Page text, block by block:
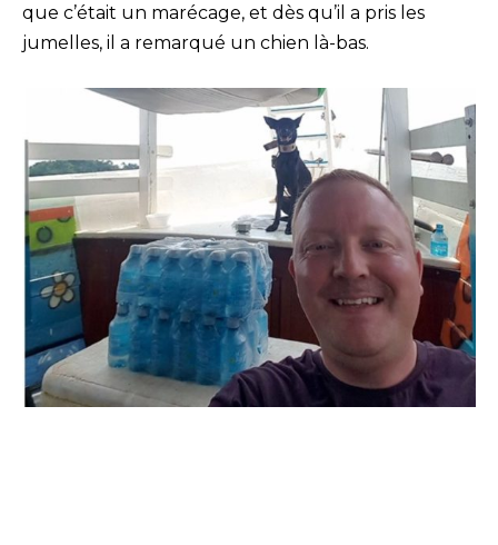
que c’était un marécage, et dès qu’il a pris les
jumelles, il a remarqué un chien là-bas.